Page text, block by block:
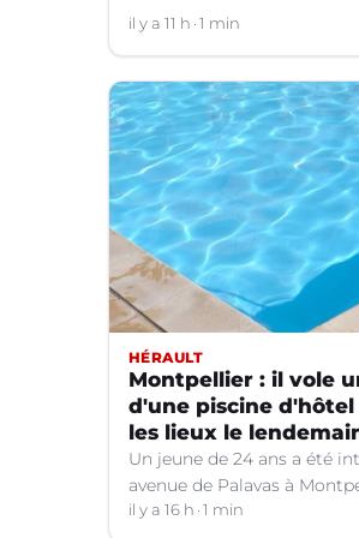
Valborgne (Gard).
il y a 11 h 1 min
HÉRAULT
Montpellier : il vole
d'une piscine
les lieux le
Un jeune de 24 ans a été
avenue de Palavas à
suspecté d'avoir volé le sac
il y a 16 h 1 min